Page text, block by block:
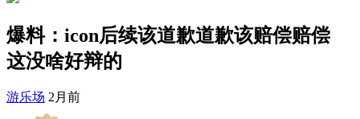
爆料：icon后续该道歉道歉该赔偿赔偿
这没啥好辩的
游乐场 2月前